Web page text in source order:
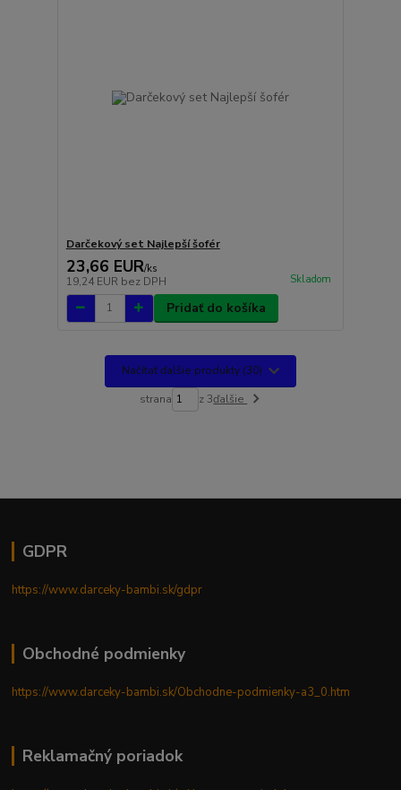
Darčekový set Najlepší šofér
23,66 EUR/ks
19,24 EUR bez DPH Skladom
Pridať do košíka
Načítať ďalšie produkty (30)
strana z 3ďalšie
GDPR
https://www.darceky-bambi.sk/gdpr
Obchodné podmienky
https://www.darceky-bambi.sk/Obchodne-podmienky-a3_0.htm
Reklamačný poriadok